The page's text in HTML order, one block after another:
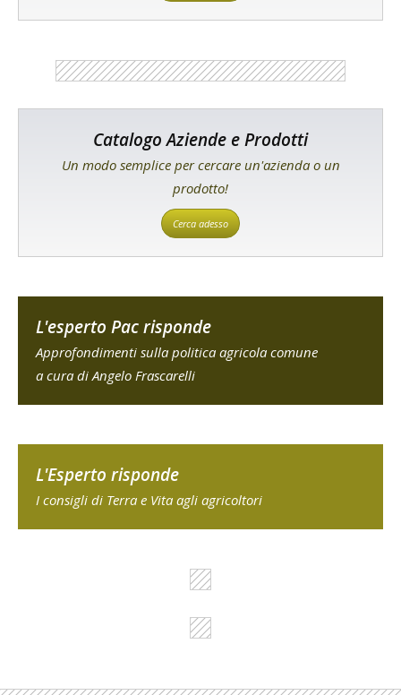
Catalogo Aziende e Prodotti
Un modo semplice per cercare un'azienda o un
prodotto!
Cerca adesso
L'esperto Pac risponde
Approfondimenti sulla politica agricola comune
a cura di Angelo Frascarelli
L'Esperto risponde
I consigli di Terra e Vita agli agricoltori